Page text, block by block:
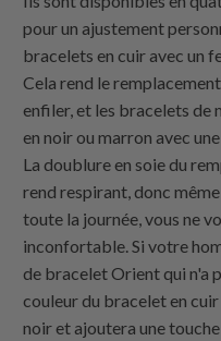
pour un ajustement
bracelets en cuir avec un
Cela rend le
enfiler, et les bracelets
en noir ou marron avec
La doublure en soie du
rend respirant, donc
toute la journée, vous ne
inconfortable. Si votre
de bracelet Orient qui n'a
couleur du bracelet en
noir et ajoutera une